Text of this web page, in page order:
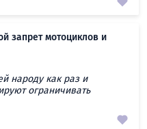
запрет мотоциклов и
народу как раз и
ограничивать